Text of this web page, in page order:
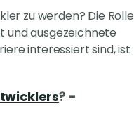
zu werden? Die Rolle
und ausgezeichnete
interessiert sind, ist
? -